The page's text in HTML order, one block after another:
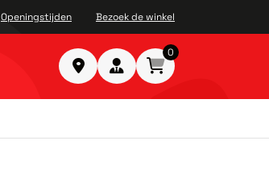
Openingstijden Bezoek de winkel
0